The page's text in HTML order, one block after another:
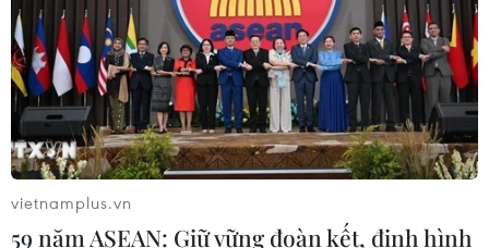
vietnamplus.vn
59 năm ASEAN: Giữ vững đoàn kết, định hình